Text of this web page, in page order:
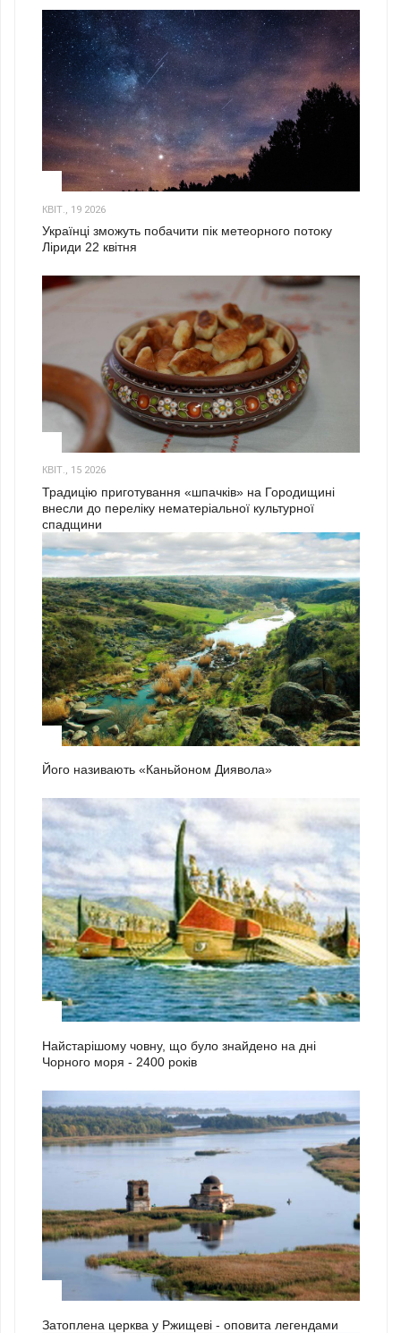
КВІТ., 19 2026
Українці зможуть побачити пік метеорного потоку
Ліриди 22 квітня
КВІТ., 15 2026
Традицію приготування «шпачків» на Городищині
внесли до переліку нематеріальної культурної
спадщини
Його називають «Каньйоном Диявола»
Найстарішому човну, що було знайдено на дні
Чорного моря - 2400 років
Затоплена церква у Ржищеві - оповита легендами